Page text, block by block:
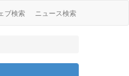
ブ検索 ニュース検索